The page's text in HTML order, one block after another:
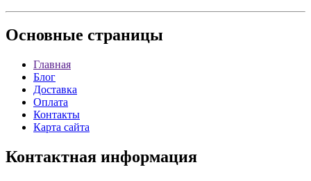
Основные страницы
Главная
Блог
Доставка
Оплата
Контакты
Карта сайта
Контактная информация